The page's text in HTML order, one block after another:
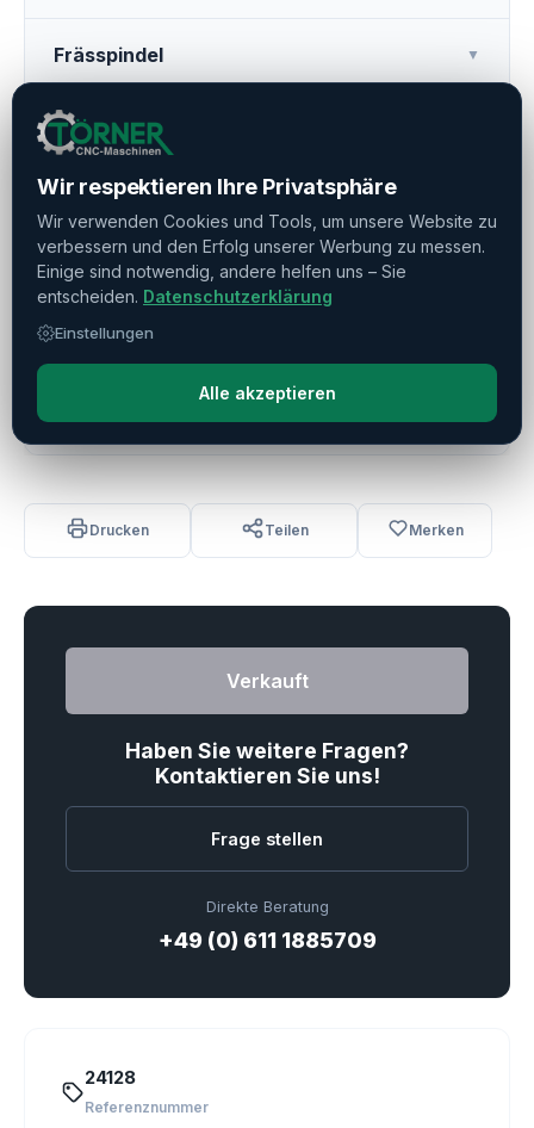
Frässpindel ▼
Maschinentisch
Werkzeugmagazin
Weitere Ausstattung
Betriebszeiten
Eilgang ▼
Drucken Teilen Merken
Verkauft
Haben Sie weitere Fragen?
Kontaktieren Sie uns!
Frage stellen
Direkte Beratung
+49 (0) 611 1885709
24128
Referenznummer
Wir respektieren Ihre Privatsphäre
Wir verwenden Cookies und Tools, um unsere Website zu
verbessern und den Erfolg unserer Werbung zu messen.
Einige sind notwendig, andere helfen uns – Sie
entscheiden. Datenschutzerklärung
Einstellungen
Alle akzeptieren